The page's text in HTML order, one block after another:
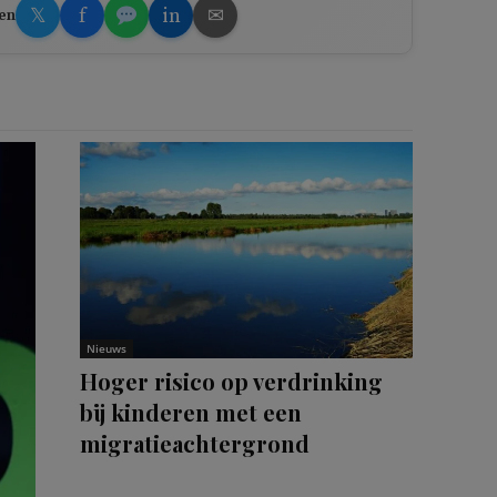
𝕏 f in ✉
Nieuws
Hoger risico op verdrinking
bij kinderen met een
migratieachtergrond